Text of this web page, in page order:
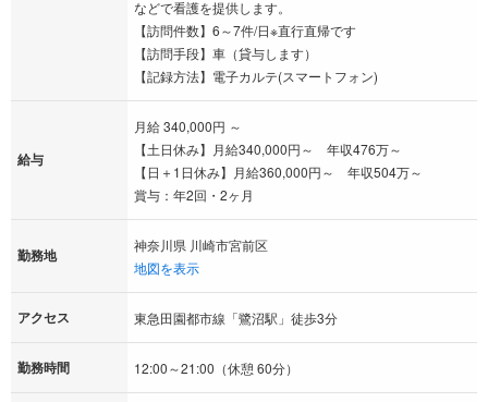
などで看護を提供します。
【訪問件数】6～7件/日※直行直帰です
【訪問手段】車（貸与します）
【記録方法】電子カルテ(スマートフォン)
給与
月給 340,000円 ～
【土日休み】月給340,000円～ 年収476万～
【日＋1日休み】月給360,000円～ 年収504万～
賞与：年2回・2ヶ月
勤務地
神奈川県 川崎市宮前区
地図を表示
アクセス 東急田園都市線「鷺沼駅」徒歩3分
勤務時間 12:00～21:00（休憩 60分）